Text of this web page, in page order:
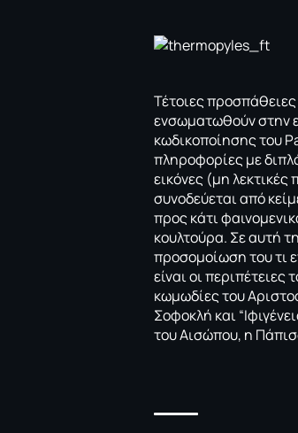
Τέτοιες
ενσωματωθούν στην
κωδικοποίησης του
πληροφορίες με
εικόνες (μη
συνοδεύεται από
προς κάτι
κουλτούρα. Σε αυτή
προσομοίωση του τι
είναι οι
κωμωδίες του
Σοφοκλή και
του Αισώπου, η